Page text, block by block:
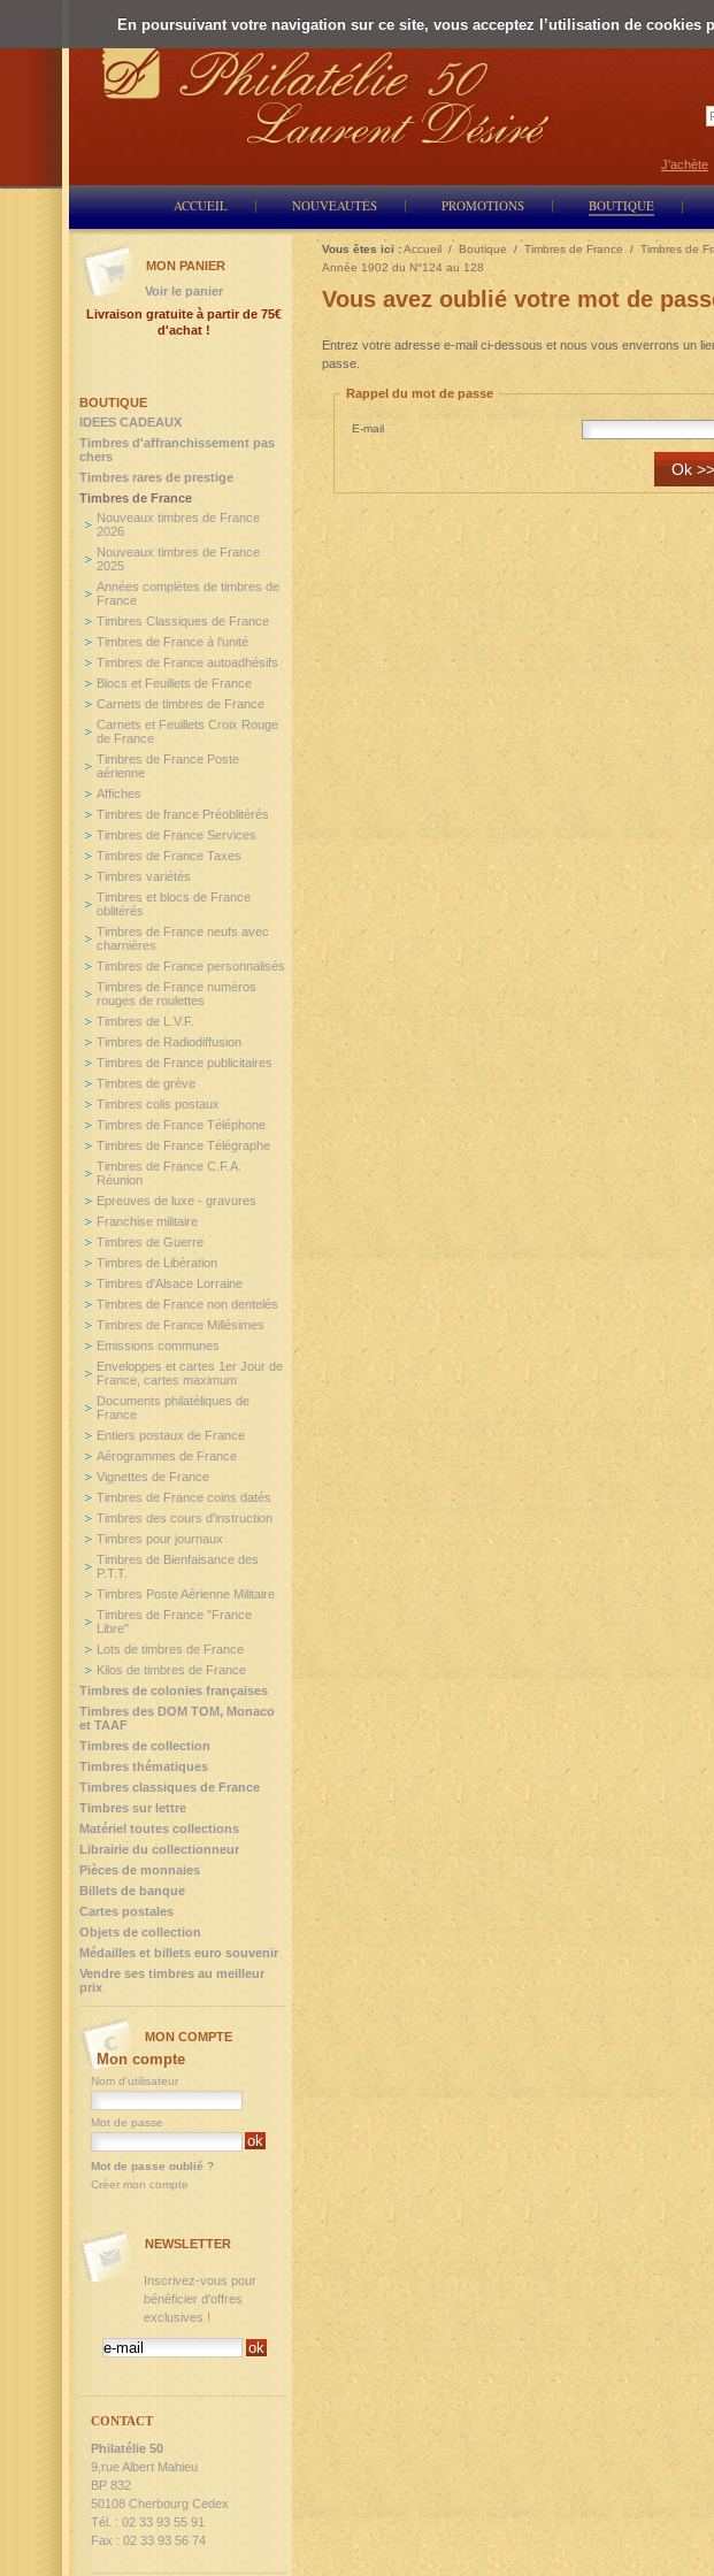
En poursuivant votre navigation sur ce site, vous acceptez l’utilisation de cookies
ACCUEIL NOUVEAUTÉS PROMOTIONS BOUTIQUE
J'achète
Vous êtes ici :Accueil / Boutique /Timbres de France / Timbres de
Année 1902 du N°124 au 128
Vous avez oublié votre mot de
Entrez votre adresse e-mail ci-dessous et nous vous enverrons un
passe.
Rappel du mot de passe
E-mail
BOUTIQUE
IDEES CADEAUX
Timbres d'affranchissement pas
chers
Timbres rares de prestige
Timbres de France
Nouveaux timbres de France
2026
Nouveaux timbres de France
2025
Années complètes de timbres de
France
Timbres Classiques de France
Timbres de France à l'unité
Timbres de France autoadhésifs
Blocs et Feuillets de France
Carnets de timbres de France
Carnets et Feuillets Croix Rouge
de France
Timbres de France Poste
aérienne
Affiches
Timbres de france Préoblitérés
Timbres de France Services
Timbres de France Taxes
Timbres variétés
Timbres et blocs de France
oblitérés
Timbres de France neufs avec
charnières
Timbres de France personnalisés
Timbres de France numéros
rouges de roulettes
Timbres de L.V.F.
Timbres de Radiodiffusion
Timbres de France publicitaires
Timbres de grève
Timbres colis postaux
Timbres de France Téléphone
Timbres de France Télégraphe
Timbres de France C.F.A.
Réunion
Epreuves de luxe - gravures
Franchise militaire
Timbres de Guerre
Timbres de Libération
Timbres d'Alsace Lorraine
Timbres de France non dentelés
Timbres de France Millésimes
Emissions communes
Enveloppes et cartes 1er Jour de
France, cartes maximum
Documents philatéliques de
France
Entiers postaux de France
Aérogrammes de France
Vignettes de France
Timbres de France coins datés
Timbres des cours d'instruction
Timbres pour journaux
Timbres de Bienfaisance des
P.T.T.
Timbres Poste Aérienne Militaire
Timbres de France "France
Libre"
Lots de timbres de France
Kilos de timbres de France
Timbres de colonies françaises
Timbres des DOM TOM, Monaco
et TAAF
Timbres de collection
Timbres thématiques
Timbres classiques de France
Timbres sur lettre
Matériel toutes collections
Librairie du collectionneur
Pièces de monnaies
Billets de banque
Cartes postales
Objets de collection
Médailles et billets euro souvenir
Vendre ses timbres au meilleur
prix
MON PANIER
Voir le panier
Livraison gratuite à partir de 75€
d'achat !
MON COMPTE
Mon compte
Nom d'utilisateur
Mot de passe
Mot de passe oublié ?
Créer mon compte
NEWSLETTER
Inscrivez-vous pour
bénéficier d'offres
exclusives !
CONTACT
Philatélie 50
9,rue Albert Mahieu
BP 832
50108 Cherbourg Cedex
Tél. : 02 33 93 55 91
Fax : 02 33 93 56 74